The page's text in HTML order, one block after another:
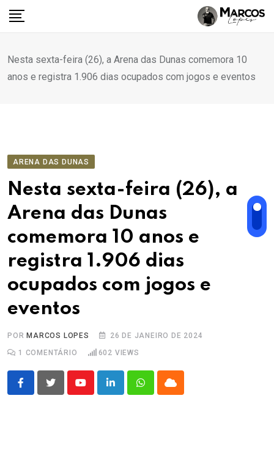
para
conteúdo
Nesta sexta-feira (26), a Arena das Dunas comemora 10
anos e registra 1.906 dias ocupados com jogos e eventos
ARENA DAS DUNAS
Nesta sexta-feira (26), a
Arena das Dunas
comemora 10 anos e
registra 1.906 dias
ocupados com jogos e
eventos
PORMARCOS LOPES
26 DE JANEIRO DE 2024
1 COMENTÁRIO 602 VIEWS
YoutubeLinkedInWhatsappCloud